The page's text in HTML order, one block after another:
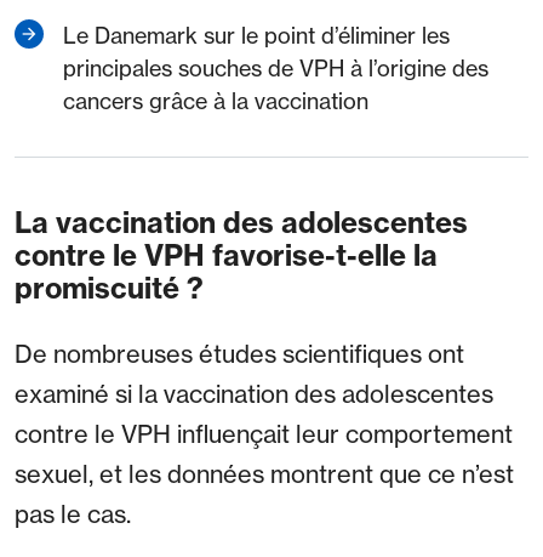
Le Danemark sur le point d’éliminer les
principales souches de VPH à l’origine des
cancers grâce à la vaccination
La vaccination des adolescentes
contre le VPH favorise-t-elle la
promiscuité ?
De nombreuses études scientifiques ont
examiné si la vaccination des adolescentes
contre le VPH influençait leur comportement
sexuel, et les données montrent que ce n’est
pas le cas.